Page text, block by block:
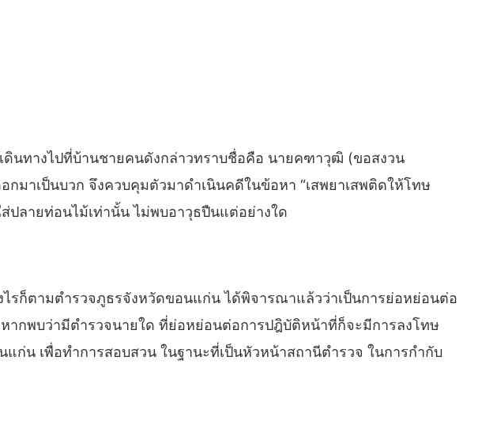
นทางไปที่บ้านชายคนดังกล่าวทราบชื่อคือ นายคฑาวุฒิ (ขอสงวน
มาเป็นบวก จึงควบคุมตัวมาดำเนินคดีในข้อหา “เสพยาเสพติดให้โทษ
ปลายท่อนไม้เท่านั้น ไม่พบอาวุธปืนแต่อย่างใด
ไรก็ตามตำรวจภูธรจังหวัดขอนแก่น ได้พิจารณาแล้วว่าเป็นการย่อหย่อนต่อ
กพบว่ามีตำรวจนายใด ที่ย่อหย่อนต่อการปฎิบัติหน้าที่ก็จะมีการลงโทษ
น เพื่อทำการสอบสวน ในฐานะที่เป็นหัวหน้าสถานีตำรวจ ในการกำกับ